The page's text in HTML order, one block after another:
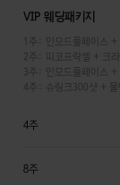
VIP 웨딩패키지
1주: 인모드풀페이스
2주: 피코프락셀 + 크
3주: 인모드풀페이스 +
4주: 슈링크300샷 +
4주
8주